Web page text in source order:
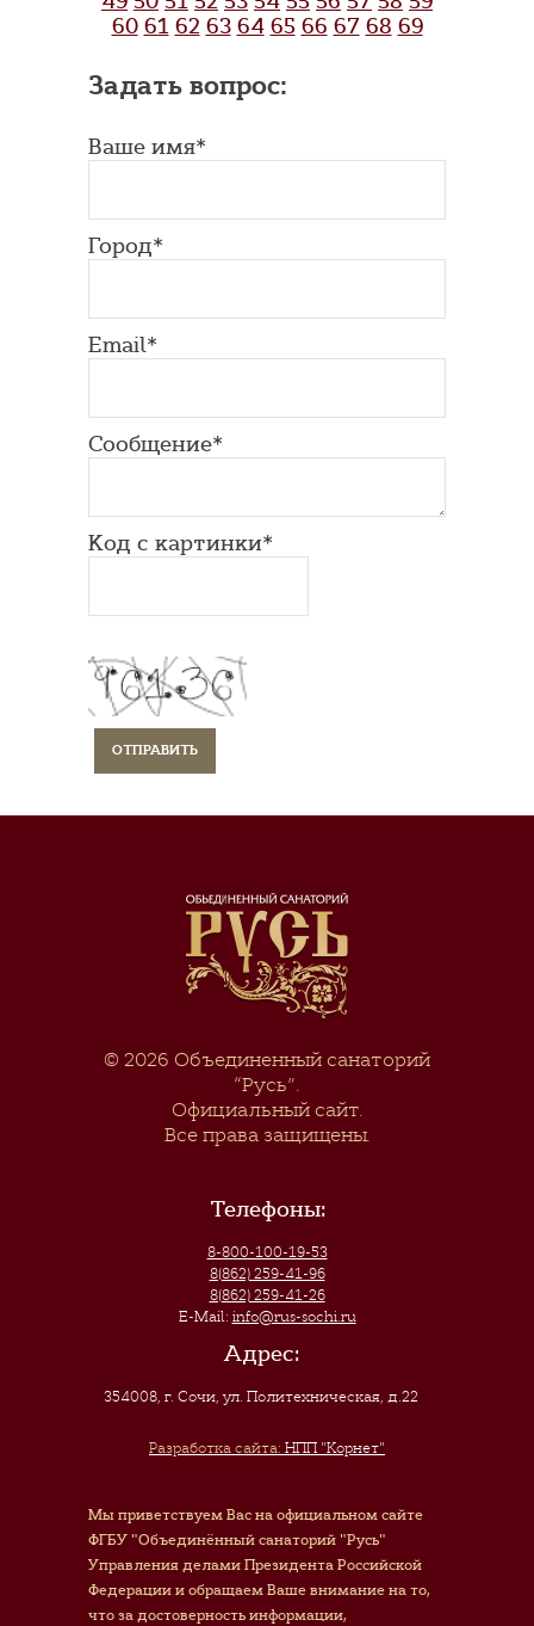
60 61 62 63 64 65 66 67 68 69
Задать вопрос:
Ваше имя*
Город*
Email*
Сообщение*
Код с картинки*
© 2026 Объединенный санаторий
“Русь”.
Официальный сайт.
Все права защищены.
Телефоны:
8-800-100-19-53
8(862) 259-41-96
8(862) 259-41-26
E-Mail: info@rus-sochi.ru
Адрес:
354008, г. Сочи,ул. Политехническая, д.22
Разработка сайта: НПП "Корнет"
Мы приветствуем Вас на официальном сайте
ФГБУ "Объединённый санаторий "Русь"
Управления делами Президента Российской
Федерации и обращаем Ваше внимание на то,
что за достоверность информации,